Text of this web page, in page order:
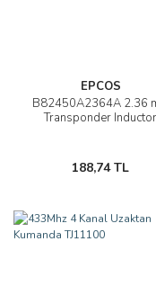
EPCOS
B82450A2364A 2.36
Transponder Inductor
188,74 TL